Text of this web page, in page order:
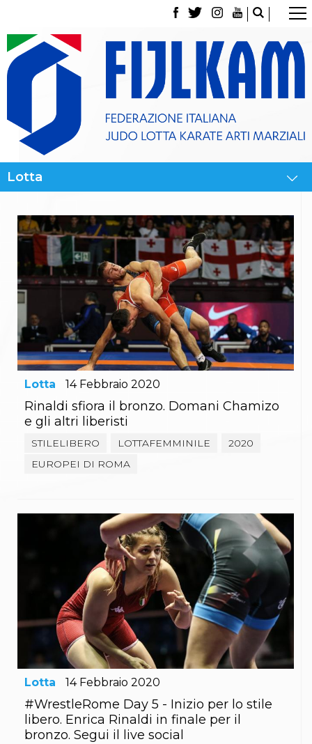
La Federazione
Tesseramento
Contatti
Norme e modulistica Affiliazioni e Tesseramenti
Classifica Società Sportive con più di 100 atleti
tesserati
Giustizia Sportiva
Media
Partners
Trasparenza
Judo
La disciplina
News
Attività Didattica
Gare e Risultati
Albi Federali
Arbitri
Lotta
La disciplina
News
Attività Didattica
Albi Federali
Karate
Arti marziali
Aikido
Ju Jitsu
Sumo
Capoeira
Grappling
BJJ
Pancrazio/Pankration
S'istrumpa
News
Calendario Attività
Difesa Personale MGA
La disciplina
News
Merchandising
Mappa del sito
Lotta 14 Febbraio 2020
Rinaldi sfiora il bronzo. Domani Chamizo
e gli altri liberisti
STILELIBERO LOTTAFEMMINILE
2020
EUROPEI DI ROMA
Lotta 14 Febbraio 2020
#WrestleRome Day 5 - Inizio per lo stile
libero. Enrica Rinaldi in finale per il
bronzo. Segui il live social